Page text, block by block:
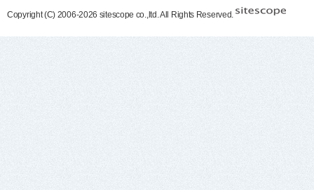
Copyright (C) 2006-2026 sitescope co.,ltd. All Rights Reserved.